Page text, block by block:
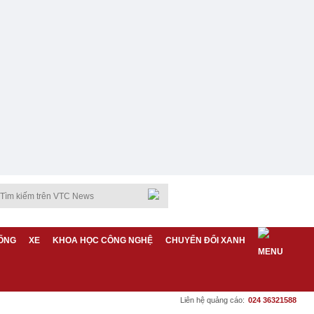
XE KHOA HỌC CÔNG NGHỆ CHUYỂN ĐỔI XANH
Liên hệ quảng cáo: 024 36321588